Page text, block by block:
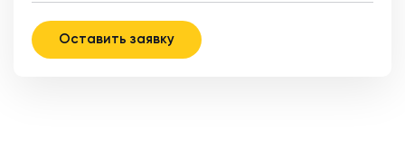
Оставить заявку